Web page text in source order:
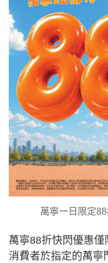
萬寧一日限定
萬寧88折快閃優惠僅
消費者於指定的萬寧